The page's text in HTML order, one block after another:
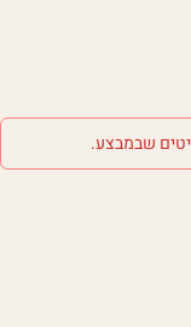
שבמבצע.